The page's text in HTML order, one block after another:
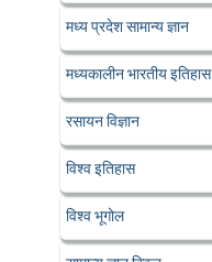
मध्य प्रदेश सामान्य ज्ञान
मध्यकालीन भारतीय इतिहास
रसायन विज्ञान
विश्व इतिहास
विश्व भूगोल